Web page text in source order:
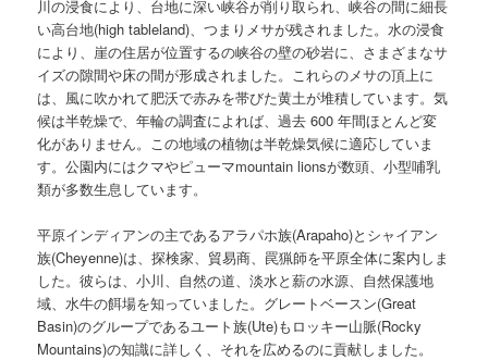
川の浸食により、台地に深い峡谷が削り取られ、峡谷の間に細長
い高台地(high tableland)、つまりメサが残されました。水の浸食
により、崖の住居が位置するの峡谷の壁の砂岩に、さまざまなサ
イズの隙間や床の間が形成されました。これらのメサの頂上に
は、風に吹かれて肥沃で赤みを帯びた黄土が堆積しています。気
候は半乾燥で、年輪の調査によれば、過去 600 年間ほとんど変
化がありません。この地域の植物は半乾燥気候に適応していま
す。公園内にはクマやピューマmountain lionsが数頭、小型哺乳
類が多数生息しています。
平原インディアンの主であるアラパホ族(Arapaho)とシャイアン
族(Cheyenne)は、探検家、貿易商、罠猟師を平原全体に案内しま
した。彼らは、小川、自然の道、淡水と薪の水源、自然保護地
域、水牛の餌場を知っていました。グレートベースン(Great
Basin)のグループであるユート族(Ute)もロッキー山脈(Rocky
Mountains)の知識に詳しく、それを広めるのに貢献しました。